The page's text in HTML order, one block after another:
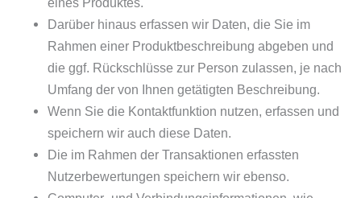
Darüber hinaus erfassen wir Daten, die Sie im
Rahmen einer Produktbeschreibung abgeben und
die ggf. Rückschlüsse zur Person zulassen, je nach
Umfang der von Ihnen getätigten Beschreibung.
Wenn Sie die Kontaktfunktion nutzen, erfassen und
speichern wir auch diese Daten.
Die im Rahmen der Transaktionen erfassten
Nutzerbewertungen speichern wir ebenso.